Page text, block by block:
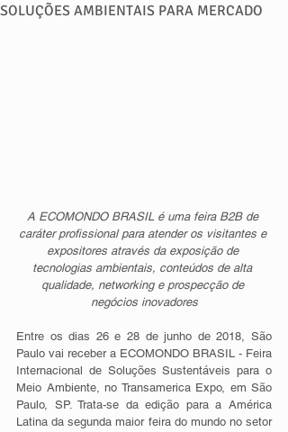
SOLUÇÕES AMBIENTAIS PARA MERCADO
A ECOMONDO BRASIL é uma feira B2B de
caráter profissional para atender os visitantes e
expositores através da exposição de
tecnologias ambientais, conteúdos de alta
qualidade, networking e prospecção de
negócios inovadores
Entre os dias 26 e 28 de junho de 2018, São
Paulo vai receber a ECOMONDO BRASIL - Feira
Internacional de Soluções Sustentáveis para o
Meio Ambiente, no Transamerica Expo, em São
Paulo, SP. Trata-se da edição para a América
Latina da segunda maior feira do mundo no setor